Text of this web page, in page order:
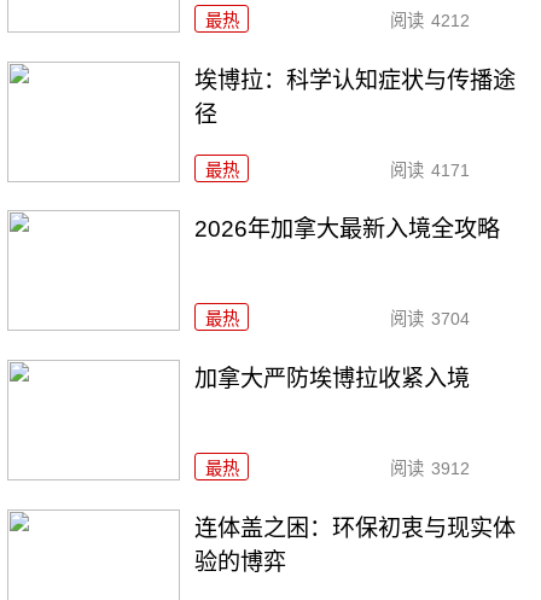
最热 阅读 4212
埃博拉：科学认知症状与传播途
径
最热 阅读 4171
2026年加拿大最新入境全攻略
最热 阅读 3704
加拿大严防埃博拉收紧入境
最热 阅读 3912
连体盖之困：环保初衷与现实体
验的博弈